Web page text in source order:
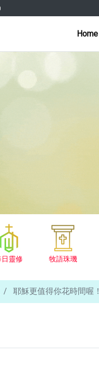
Home
日靈修 牧語珠璣
耶穌更值得你花時間喔！